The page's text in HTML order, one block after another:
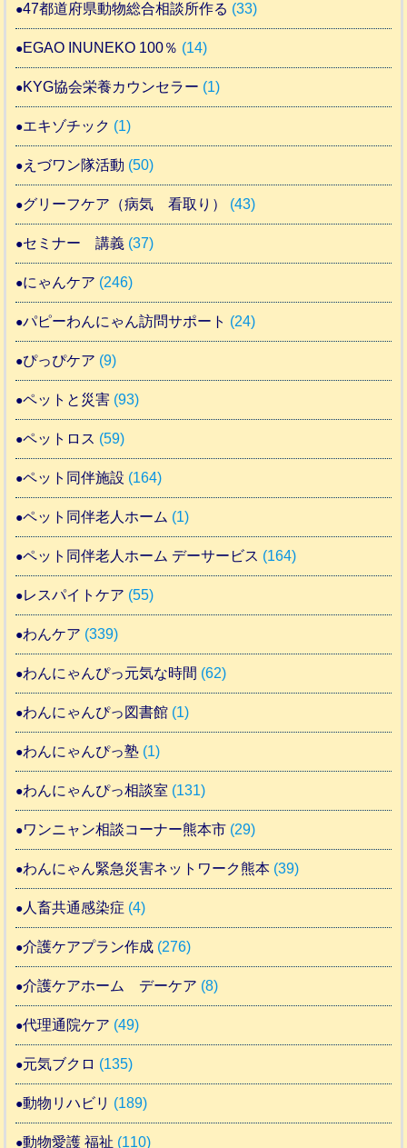
47都道府県動物総合相談所作る (33)
EGAO INUNEKO 100％ (14)
KYG協会栄養カウンセラー (1)
エキゾチック (1)
えづワン隊活動 (50)
グリーフケア（病気 看取り） (43)
セミナー 講義 (37)
にゃんケア (246)
パピーわんにゃん訪問サポート (24)
ぴっぴケア (9)
ペットと災害 (93)
ペットロス (59)
ペット同伴施設 (164)
ペット同伴老人ホーム (1)
ペット同伴老人ホーム デーサービス (164)
レスパイトケア (55)
わんケア (339)
わんにゃんぴっ元気な時間 (62)
わんにゃんぴっ図書館 (1)
わんにゃんぴっ塾 (1)
わんにゃんぴっ相談室 (131)
ワンニャン相談コーナー熊本市 (29)
わんにゃん緊急災害ネットワーク熊本 (39)
人畜共通感染症 (4)
介護ケアプラン作成 (276)
介護ケアホーム デーケア (8)
代理通院ケア (49)
元気ブクロ (135)
動物リハビリ (189)
動物愛護 福祉 (110)